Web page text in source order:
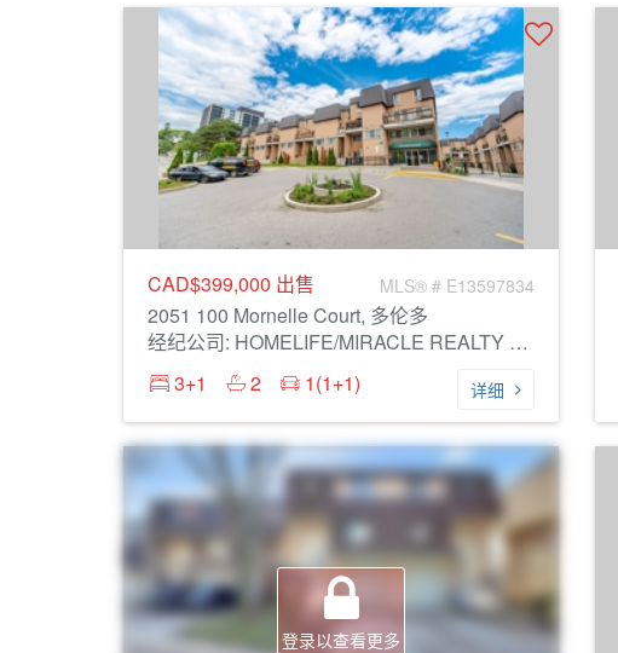
CAD$399,000 出售 MLS® # E13597834
2051 100 Mornelle Court, 多伦多
经纪公司: HOMELIFE/MIRACLE REALTY LTD
3+1
2 1(1+1) 详细
登录以查看更多